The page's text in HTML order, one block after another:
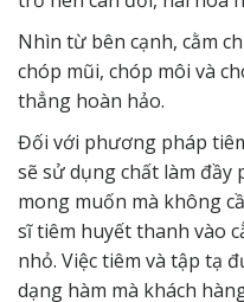
Nhìn từ bên cạnh, cằm
chóp mũi, chóp môi và
thẳng hoàn hảo.
Đối với phương pháp
sẽ sử dụng chất làm đầy
mong muốn mà không
sĩ tiêm huyết thanh vào
nhỏ. Việc tiêm và tập tạ
dạng hàm mà khách